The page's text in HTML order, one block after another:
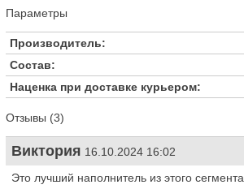
Параметры
Производитель:
Состав:
Наценка при доставке курьером:
Отзывы (3)
Виктория 16.10.2024 16:02
Это лучший наполнитель из этого сегмента.